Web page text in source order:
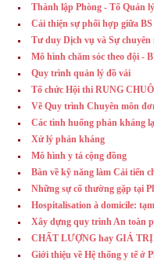
Thành lập Phòng - Tổ Quản
Cải thiện sự phối hợp giữa
Tư duy Dịch vụ và Sự
Mô hình chăm sóc theo đội -
Quy trình quản lý đồ vải
Tổ chức Hội thi RUNG
Vẽ Quy trình Chuyên môn
Các tình huống phản kháng
Xử lý phản kháng
Mô hình y tá cộng đồng
Bàn về kỹ năng làm Cải tiến
Những sự cố thường gặp tại
Hospitalisation à domicile:
Xây dựng quy trình An toàn
CHẤT LƯỢNG hay GIÁ TRỊ
Giới thiệu về Hệ thống y tế ở